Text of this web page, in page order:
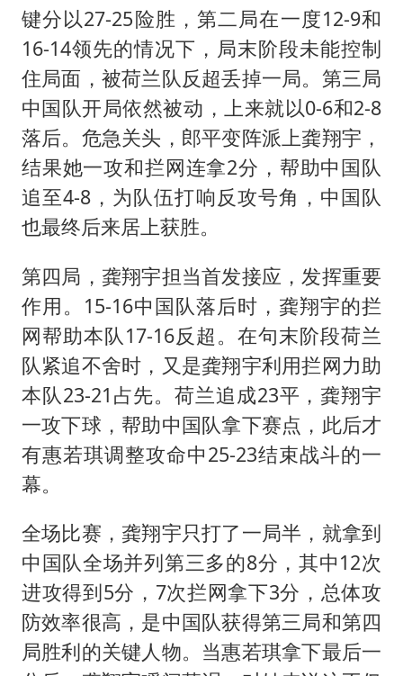
键分以27-25险胜，第二局在一度12-9和
16-14领先的情况下，局末阶段未能控制
住局面，被荷兰队反超丢掉一局。第三局
中国队开局依然被动，上来就以0-6和2-8
落后。危急关头，郎平变阵派上龚翔宇，
结果她一攻和拦网连拿2分，帮助中国队
追至4-8，为队伍打响反攻号角，中国队
也最终后来居上获胜。
第四局，龚翔宇担当首发接应，发挥重要
作用。15-16中国队落后时，龚翔宇的拦
网帮助本队17-16反超。在句末阶段荷兰
队紧追不舍时，又是龚翔宇利用拦网力助
本队23-21占先。荷兰追成23平，龚翔宇
一攻下球，帮助中国队拿下赛点，此后才
有惠若琪调整攻命中25-23结束战斗的一
幕。
全场比赛，龚翔宇只打了一局半，就拿到
中国队全场并列第三多的8分，其中12次
进攻得到5分，7次拦网拿下3分，总体攻
防效率很高，是中国队获得第三局和第四
局胜利的关键人物。当惠若琪拿下最后一